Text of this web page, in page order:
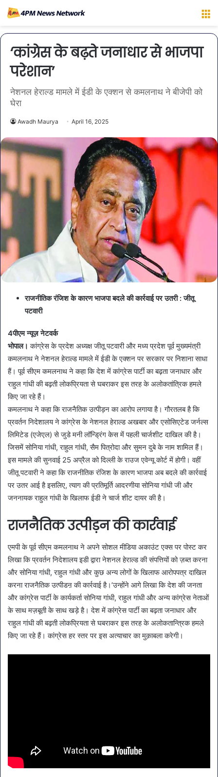
‘कांग्रेस के बढ़ते जनाधार से भाजपा
परेशान’
नेशनल हेराल्ड मामले में ईडी के एक्शन से कमलनाथ ने बीजेपी को
घेरा
Awadh Maurya April 16, 2025
राजनीतिक रंजिश के कारण भाजपा बदले की कार्रवाई पर उतरी : जीतू
पटवारी
4पीएम न्यूज़ नेटवर्क
भोपाल। कांग्रेस के प्रदेश अध्यक्ष जीतू पटवारी और मध्य प्रदेश पूर्व मुख्यमंत्री
कमलनाथ ने नेशनल हेराल्ड मामले में ईडी के एक्शन पर सरकार पर निशाना साधा
हैं। पूर्व सीएम कमलनाथ ने कहा कि देश में कांग्रेस पार्टी का बढ़ता जनाधार और
राहुल गांधी की बढ़ती लोकप्रियता से घबराकर इस तरह के अलोकतांत्रिक हमले
किए जा रहे हैं।
कमलनाथ ने कहा कि राजनैतिक उत्पीड़न का आरोप लगाया है। गौरतलब है कि
प्रवर्तन निदेशालय ने कांग्रेस के नेशनल हेराल्ड अखबार और एसोसिएटेड जर्नल्स
लिमिटेड (एजेएल) से जुडे मनी लॉन्ड्रिंग केस में पहली चार्जशीट दाखिल की है।
जिसमें सोनिया गांधी, राहुल गांधी, सैम पित्रोदा और सुमन दुबे के नाम शामिल हैं।
इस मामले की सुनवाई 25 अप्रैल को दिल्ली के राउज एवेन्यू कोर्ट में होगी। वहीं
जीतू पटवारी ने कहा कि राजनीतिक रंजिश के कारण भाजपा अब बदले की कार्रवाई
पर उतर आई है इसलिए, त्याग की प्रतिमूर्ति आदरणीया सोनिया गांधी जी और
जननायक राहुल गांधी के खिलाफ ईडी ने चार्ज शीट दायर की है।
राजनैतिक उत्पीड़न की कार्रवाई
एमपी के पूर्व सीएम कमलनाथ ने अपने सोशल मीडिया अकाउंट एक्स पर पोस्ट कर
लिखा कि प्रवर्तन निदेशालय इडी द्वारा नेशनल हेराल्ड की संपत्तियों को ज़ब्त करना
और सोनिया गांधी, राहुल गांधी और कुछ अन्य लोगों के खिलाफ आरोपपत्र दाखिल
करना राजनैतिक उत्पीडऩ की कार्रवाई है।’उन्होंने आगे लिखा कि देश की जनता
और कांग्रेस पार्टी के कार्यकर्ता सोनिया गांधी, राहुल गांधी और अन्य कांग्रेस नेताओं
के साथ मज़बूती के साथ खड़े है। देश में कांग्रेस पार्टी का बढ़ता जनाधार और
राहुल गांधी की बढ़ती लोकप्रियता से घबराकर इस तरह के अलोकतान्त्रिक हमले
किए जा रहे हैं। कांग्रेस हर स्तर पर इस अत्याचार का मुक़ाबला करेगी।